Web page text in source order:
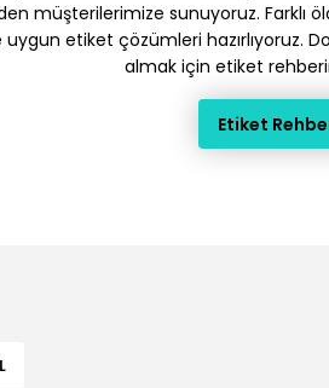
müşterilerimize sunuyoruz. Farklı
etiket çözümleri hazırlıyoruz.
almak için etiket
Etiket